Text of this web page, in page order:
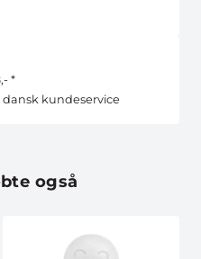
*
kundeservice
også